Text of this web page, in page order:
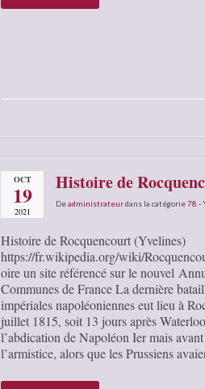
OCT
19
2021
Histoire de
Deadministrateurdans la catégorie78 -
Histoire de Rocquencourt (Yvelines)
https://fr.wikipedia.org/wiki/
oire un site référencé sur le nouvel
Communes de France La dernière
impériales napoléoniennes eut lieu à
juillet 1815, soit 13 jours après
l’abdication de Napoléon Ier mais
l’armistice, alors que les Prussiens